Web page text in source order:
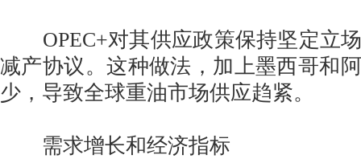
OPEC+对其供应政策保持坚定立
减产协议。这种做法，加上墨西哥和
少，导致全球重油市场供应趋紧。
需求增长和经济指标